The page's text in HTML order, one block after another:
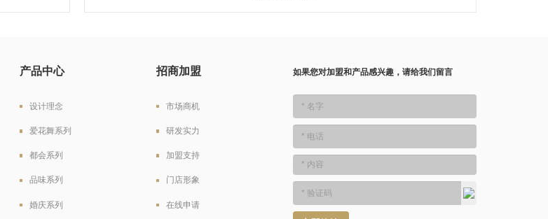
产品中心
设计理念
爱花舞系列
都会系列
品味系列
婚庆系列
招商加盟
市场商机
研发实力
加盟支持
门店形象
在线申请
如果您对加盟和产品感兴趣，请给我们留言